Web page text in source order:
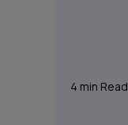
4 min Read